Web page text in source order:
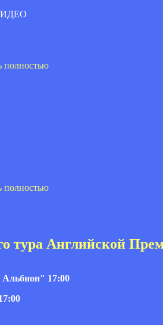
полностью
полностью
тура Английской
17:00